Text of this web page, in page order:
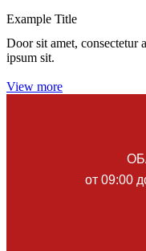
Example Title
Door sit amet, consectetur
ipsum sit.
View more
от 09:00